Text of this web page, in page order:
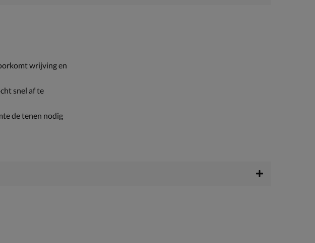
wrijving en
snel af te
de tenen nodig